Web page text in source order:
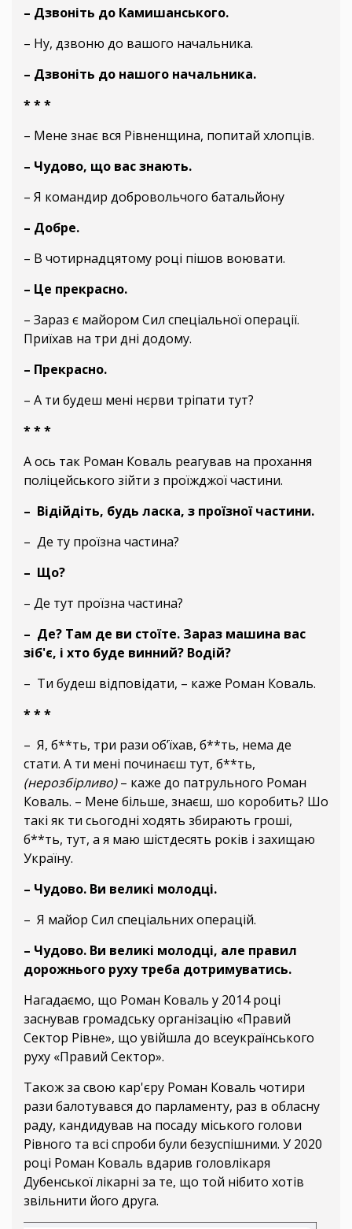
– Дзвоніть до Камишанського.
– Ну, дзвоню до вашого начальника.
– Дзвоніть до нашого начальника.
* * *
– Мене знає вся Рівненщина, попитай хлопців.
– Чудово, що вас знають.
– Я командир добровольчого батальйону
– Добре.
– В чотирнадцятому році пішов воювати.
– Це прекрасно.
– Зараз є майором Сил спеціальної операції.
Приїхав на три дні додому.
– Прекрасно.
– А ти будеш мені нєрви тріпати тут?
* * *
А ось так Роман Коваль реагував на прохання
поліцейського зійти з проїжджої частини.
– Відійдіть, будь ласка, з проїзної частини.
– Де ту проїзна частина?
– Що?
– Де тут проїзна частина?
– Де? Там де ви стоїте. Зараз машина вас
зіб'є, і хто буде винний? Водій?
– Ти будеш відповідати, – каже Роман Коваль.
* * *
– Я, б**ть, три рази об’їхав, б**ть, нема де
стати. А ти мені починаєш тут, б**ть,
(нерозбірливо)– каже до патрульного Роман
Коваль. – Мене більше, знаєш, шо коробить? Шо
такі як ти сьогодні ходять збирають гроші,
б**ть, тут, а я маю шістдесять років і захищаю
Україну.
– Чудово. Ви великі молодці.
– Я майор Сил спеціальних операцій.
– Чудово. Ви великі молодці, але правил
дорожнього руху треба дотримуватись.
Нагадаємо, що Роман Коваль у 2014 році
заснував громадську організацію «Правий
Сектор Рівне», що увійшла до всеукраїнського
руху «Правий Сектор».
Також за свою кар'єру Роман Коваль чотири
рази балотувався до парламенту, раз в обласну
раду, кандидував на посаду міського голови
Рівного та всі спроби були безуспішними. У 2020
році Роман Коваль вдарив головлікаря
Дубенської лікарні за те, що той нібито хотів
звільнити його друга.